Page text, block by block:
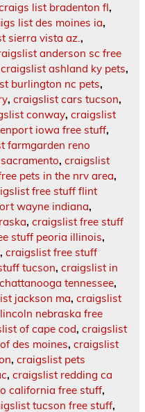
list bradenton fl,
list des moines ia,
sierra vista az.,
anderson sc free
craigslist ashland ky pets,
burlington nc pets,
, craigslist cars tucson,
conway, craigslist
iowa free stuff,
farmgarden reno
, craigslist
pets in the nrv area,
free stuff flint
wayne indiana,
, craigslist free stuff
stuff peoria illinois,
, craigslist free stuff
tucson, craigslist in
tennessee,
jackson ma, craigslist
nebraska free
of cape cod, craigslist
des moines, craigslist
, craigslist pets
, craigslist redding ca
california free stuff,
tucson free stuff,